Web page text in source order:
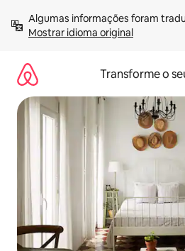
para
Mostrar idioma original
Transforme o